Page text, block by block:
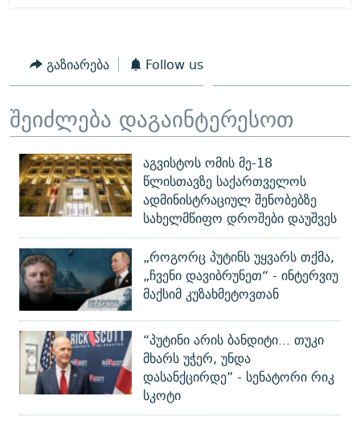
გაზიარება Follow us
შეიძლება დაგაინტერესოთ
აგვისტოს ომის მე-18
წლისთავზე საქართველოს
ადმინისტრაციულ შენობებზე
სახელმწიფო დროშები დაუშვეს
„როგორც პუტინს უყვარს თქმა,
„ჩვენი დავიბრუნეთ“ - ინტერვიუ
მაქსიმ კუზახმეტოვთან
“პუტინი არის ბანდიტი... თუკი
მხარს უჭერ, უნდა
დასანქცირდე” - სენატორი რიკ
სკოტი